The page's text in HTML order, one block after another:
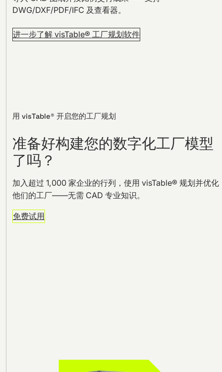
DWG/DXF/PDF/IFC 及查看器。
进一步了解 visTable® 工厂规划软件
用 visTable® 开启您的工厂规划
准备好构建您的数字化工厂模型
了吗？
加入超过 1,000 家企业的行列，使用 visTable® 规划并优化
他们的工厂——无需 CAD 专业知识。
免费试用